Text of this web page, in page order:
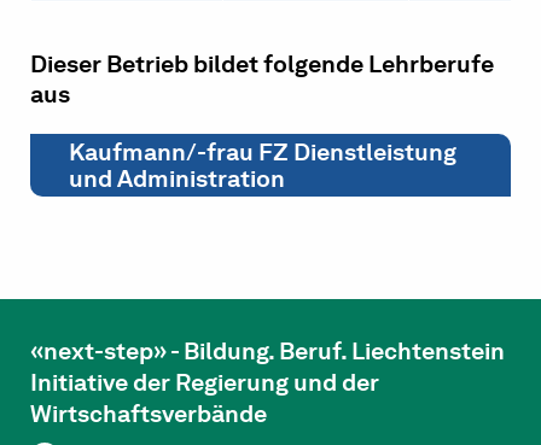
Dieser Betrieb bildet folgende Lehrberufe
aus
Kaufmann/-frau FZ Dienstleistung
und Administration
«next-step» - Bildung. Beruf. Liechtenstein
Initiative der Regierung und der
Wirtschaftsverbände